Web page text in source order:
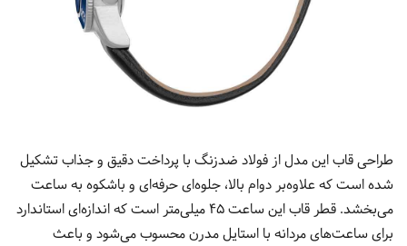
طراحی قاب این مدل از فولاد ضدزنگ با پرداخت دقیق و جذاب تشکیل
شده است که علاوه‌بر دوام بالا، جلوه‌ای حرفه‌ای و باشکوه به ساعت
می‌بخشد. قطر قاب این ساعت ۴۵ میلی‌متر است که اندازه‌ای استاندارد
برای ساعت‌های مردانه با استایل مدرن محسوب می‌شود و باعث